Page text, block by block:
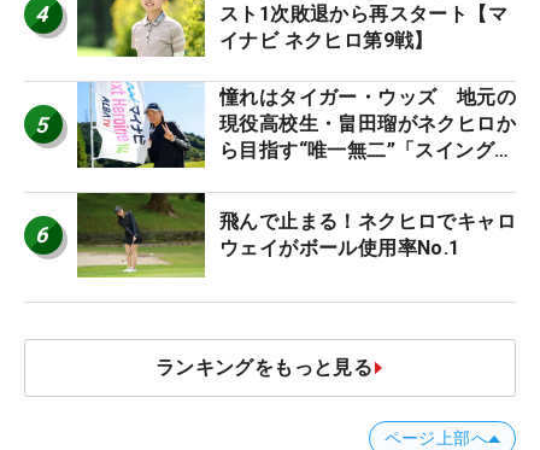
4
スト1次敗退から再スタート【マ
イナビ ネクヒロ第9戦】
5
憧れはタイガー・ウッズ 地元の
現役高校生・畠田瑠がネクヒロか
ら目指す“唯一無二”「スイングは
6
飛んで止まる！ネクヒロでキャロ
ウェイがボール使用率No.1
ランキングをもっと見る
ページ上部へ